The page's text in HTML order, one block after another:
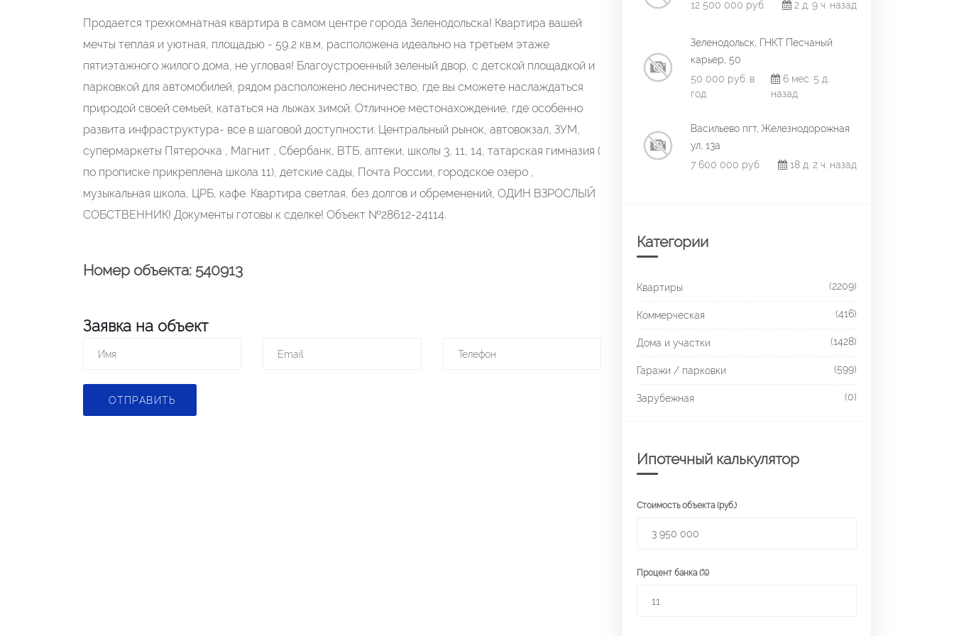
Продается трехкомнатная квартира в самом центре города Зеленодольска! Квартира вашей
мечты теплая и уютная, площадью - 59,2 кв.м, расположена идеально на третьем этаже
пятиэтажного жилого дома, не угловая! Благоустроенный зеленый двор, с детской площадкой и
парковкой для автомобилей, рядом расположено лесничество, где вы сможете наслаждаться
природой своей семьей, кататься на лыжах зимой. Отличное местонахождение, где особенно
развита инфраструктура- все в шаговой доступности: Центральный рынок, автовокзал, ЗУМ,
супермаркеты Пятерочка , Магнит , Сбербанк, ВТБ, аптеки, школы 3, 11, 14, татарская гимназия (
по прописке прикреплена школа 11), детские сады, Почта России, городское озеро ,
музыкальная школа, ЦРБ, кафе. Квартира светлая, без долгов и обременений, ОДИН ВЗРОСЛЫЙ
СОБСТВЕННИК! Документы готовы к сделке! Объект №28612-24114.
Номер объекта: 540913
Заявка на объект
ОТПРАВИТЬ
12 500 000 руб. 2 д. 9 ч. назад
Зеленодольск, ГНКТ Песчаный
карьер, 50
50 000 руб. в
год
6 мес. 5 д.
назад
Васильево пгт, Железнодорожная
ул, 13а
7 600 000 руб.
18 д. 2 ч. назад
Категории
Квартиры (2209)
Коммерческая (416)
Дома и участки (1428)
Гаражи / парковки (599)
Зарубежная (0)
Ипотечный калькулятор
Стоимость объекта (руб.)
Процент банка (%)